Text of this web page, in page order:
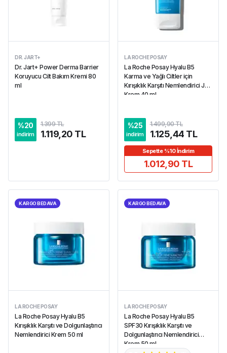
DR. JART+
Dr. Jart+ Power Derma Barrier
Koruyucu Cilt Bakım Kremi 80
ml
%20
indirim
1.399 TL
1.119,20 TL
LA ROCHE POSAY
La Roche Posay Hyalu B5
Karma ve Yağlı Ciltler için
Kırışıklık Karşıtı Nemlendirici Jel
Krem 40 ml
%25
indirim
1.499,90 TL
1.125,44 TL
Sepette %10 İndirim
1.012,90 TL
KARGO BEDAVA
LA ROCHE POSAY
La Roche Posay Hyalu B5
Kırışıklık Karşıtı ve Dolgunlaştırıcı
Nemlendirici Krem 50 ml
KARGO BEDAVA
LA ROCHE POSAY
La Roche Posay Hyalu B5
SPF30 Kırışıklık Karşıtı ve
Dolgunlaştırıcı Nemlendirici
Krem 50 ml